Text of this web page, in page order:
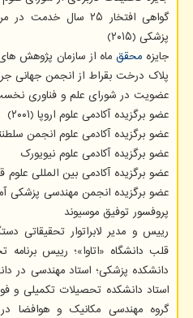
گواهی افتخار ۲۵ سال
پزشکی (۲۰۱۵)
جایزه محقق ماه از سازمان پژوهش های
پلاک درخت بقراط از انجمن جهانی
عضویت در شورای علم و فناوری نخست وزیر
عضو برگزیده آکادمی علوم اروپا (۲۰۰۱)
عضو برگزیده آکادمی علوم انجمن سلطنتی
عضو برگزیده آکادمی علوم نیویورک
عضو برگزیده آکادمی بین المللی
عضو برگزیده انجمن مهندسی پزشکی
پروفسور توفیق موسیوند
رییس و مدیر لابراتوار تحقیقاتی
قلب دانشگاه «اتاوا»؛ رییس
دانشکده پزشکی؛ استاد مهندسی در
استاد دانشکده تحصیلات تکمیلی و
گروه مهندسی مکانیک و هوافضا در